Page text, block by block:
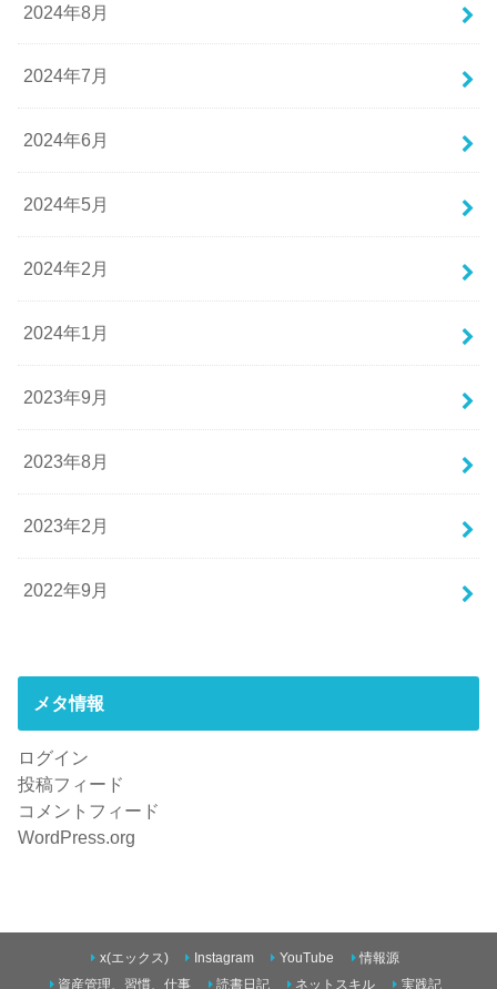
2024年8月
2024年7月
2024年6月
2024年5月
2024年2月
2024年1月
2023年9月
2023年8月
2023年2月
2022年9月
メタ情報
ログイン
投稿フィード
コメントフィード
WordPress.org
x(エックス) Instagram YouTube
情報源
資産管理、習慣、仕事
読書日記 ネットスキル 実践記